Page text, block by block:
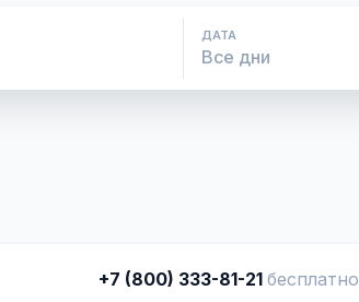
ДАТА
+7 (800) 333-81-21 бесплатно